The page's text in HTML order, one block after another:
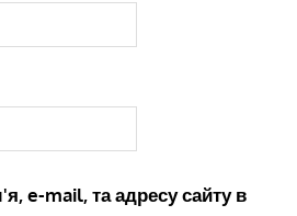
e-mail, та адресу сайту в